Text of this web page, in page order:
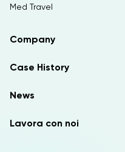
Med Travel
Company
Case History
News
Lavora con noi